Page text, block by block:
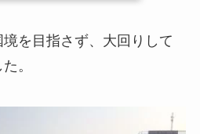
を目指さず、大回りして
。